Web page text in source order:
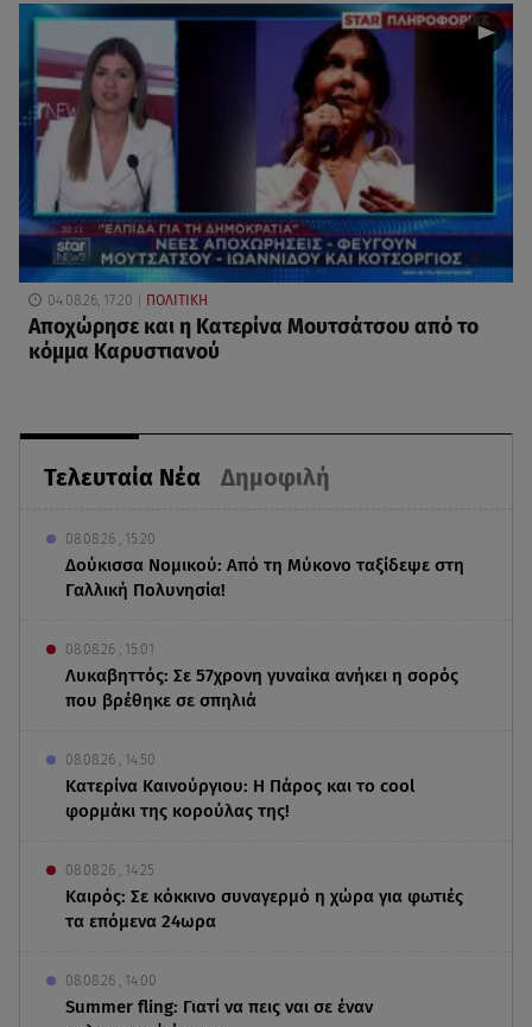
Τελευταία Νέα Δημοφιλή
08.08.26 , 15:20
Δούκισσα Νομικού: Από τη Μύκονο ταξίδεψε στη
Γαλλική Πολυνησία!
08.08.26 , 15:01
Λυκαβηττός: Σε 57χρονη γυναίκα ανήκει η σορός
που βρέθηκε σε σπηλιά
08.08.26 , 14:50
Κατερίνα Καινούργιου: Η Πάρος και το cool
φορμάκι της κορούλας της!
08.08.26 , 14:25
Καιρός: Σε κόκκινο συναγερμό η χώρα για φωτιές
τα επόμενα 24ωρα
08.08.26 , 14:00
Summer fling: Γιατί να πεις ναι σε έναν
04.08.26, 17:20 ΠΟΛΙΤΙΚΗ
Αποχώρησε και η Κατερίνα Μουτσάτσου από το
κόμμα Καρυστιανού